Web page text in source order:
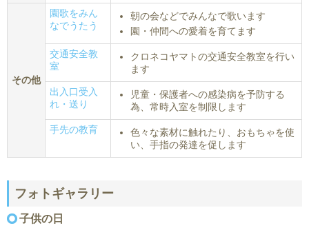
その他
園歌をみん
なでうたう
朝の会などでみんなで歌います
園・仲間への愛着を育てます
交通安全教
室
クロネコヤマトの交通安全教室を行い
ます
出入口受入
れ・送り
児童・保護者への感染病を予防する
為、常時入室を制限します
手先の教育
色々な素材に触れたり、おもちゃを使
い、手指の発達を促します
フォトギャラリー
子供の日